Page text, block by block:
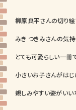
柳原良平さんの切り
みき つきみさんの気
とても可愛らしい一冊で
小さいお子さんがは
親しみやすい姿がいい